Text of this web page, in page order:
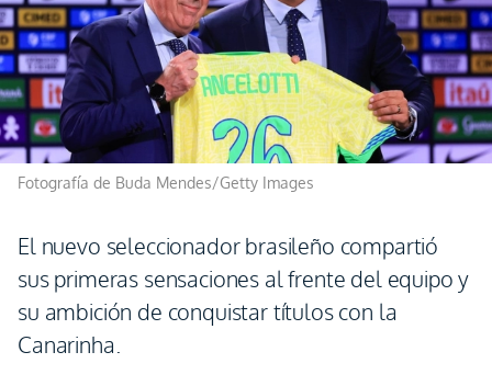
Fotografía de Buda Mendes/Getty Images
El nuevo seleccionador brasileño compartió
sus primeras sensaciones al frente del equipo y
su ambición de conquistar títulos con la
Canarinha.